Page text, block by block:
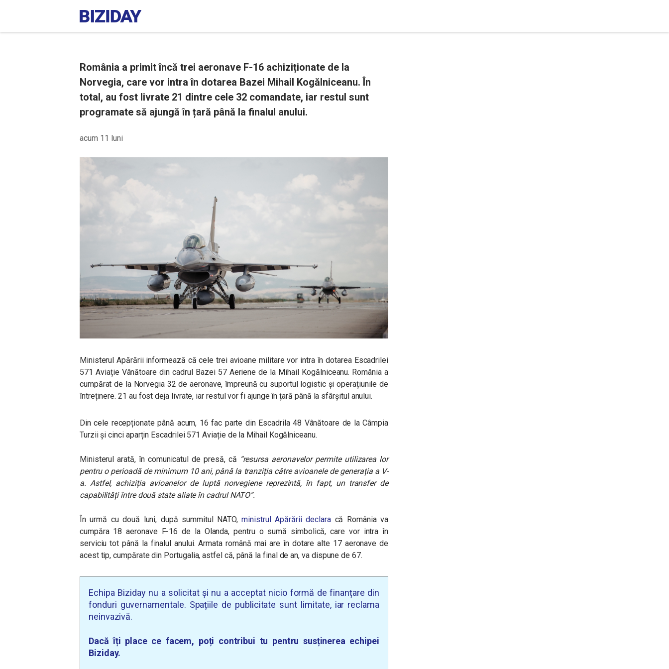
România a primit încă trei aeronave F-16 achiziționate de la
Norvegia, care vor intra în dotarea Bazei Mihail Kogălniceanu. În
total, au fost livrate 21 dintre cele 32 comandate, iar restul sunt
programate să ajungă în țară până la finalul anului.
acum 11 luni
Ministerul Apărării informează că cele trei avioane militare vor intra în dotarea Escadrilei
571 Aviație Vânătoare din cadrul Bazei 57 Aeriene de la Mihail Kogălniceanu. România a
cumpărat de la Norvegia 32 de aeronave, împreună cu suportul logistic și operațiunile de
întreținere. 21 au fost deja livrate, iar restul vor fi ajunge în țară până la sfârșitul anului.
Din cele recepționate până acum, 16 fac parte din Escadrila 48 Vânătoare de la Câmpia
Turzii și cinci aparțin Escadrilei 571 Aviație de la Mihail Kogălniceanu.
Ministerul arată, în comunicatul de presă, că “resursa aeronavelor permite utilizarea lor
pentru o perioadă de minimum 10 ani, până la tranziția către avioanele de generația a V-
a. Astfel, achiziția avioanelor de luptă norvegiene reprezintă, în fapt, un transfer de
capabilități între două state aliate în cadrul NATO”.
În urmă cu două luni, după summitul NATO,ministrul Apărării declaracă România va
cumpăra 18 aeronave F-16 de la Olanda, pentru o sumă simbolică, care vor intra în
serviciu tot până la finalul anului.Armata română mai are în dotare alte 17 aeronave de
acest tip, cumpărate din Portugalia, astfel că, până la final de an, va dispune de 67.
Echipa Biziday nu a solicitat și nu a acceptat nicio formă de finanțare din
fonduri guvernamentale. Spațiile de publicitate sunt limitate, iar reclama
neinvazivă.
Dacă îți place ce facem, poți contribui tu pentru susținerea echipei
Biziday.